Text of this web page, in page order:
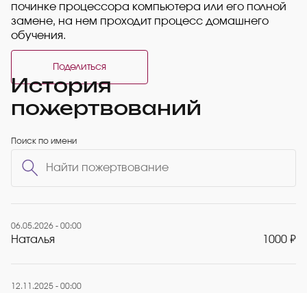
починке процессора компьютера или его полной
замене, на нем проходит процесс домашнего
обучения.
Поделиться
История
пожертвований
Поиск по имени
06.05.2026 - 00:00
Наталья 1000 ₽
12.11.2025 - 00:00